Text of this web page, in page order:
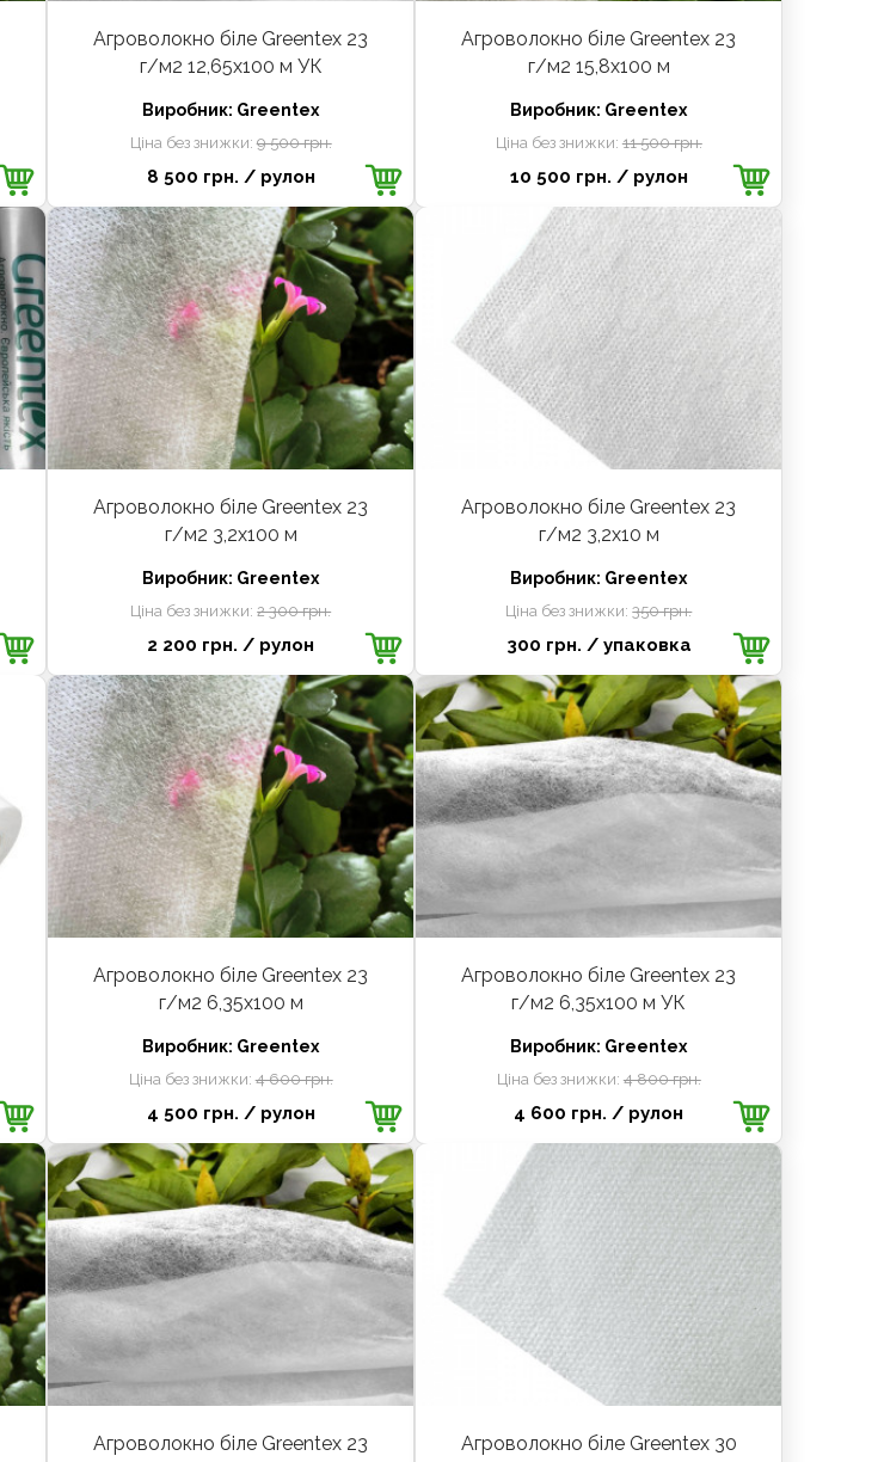
Агроволокно біле Greentex 23
г/м2 12,65x100 м УК
Виробник: Greentex
Ціна без знижки:9 500 грн.
8 500 грн. / рулон
Агроволокно біле Greentex 23
г/м2 15,8x100 м
Виробник: Greentex
Ціна без знижки: 11 500 грн.
10 500 грн. / рулон
Агроволокно біле Greentex 23
г/м2 3,2x100 м
Виробник: Greentex
Ціна без знижки:2 300 грн.
2 200 грн. / рулон
Агроволокно біле Greentex 23
г/м2 3,2х10 м
Виробник: Greentex
Ціна без знижки:350 грн.
300 грн. / упаковка
Агроволокно біле Greentex 23
г/м2 6,35x100 м
Виробник: Greentex
Ціна без знижки:4 600 грн.
4 500 грн. / рулон
Агроволокно біле Greentex 23
г/м2 6,35x100 м УК
Виробник: Greentex
Ціна без знижки: 4 800 грн.
4 600 грн. / рулон
Агроволокно біле Greentex 23
Агроволокно біле Greentex 30